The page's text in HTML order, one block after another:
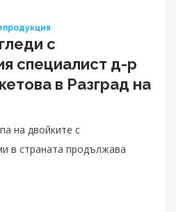
с
специалист д-р
в Разград на
на двойките с
в страната продължава